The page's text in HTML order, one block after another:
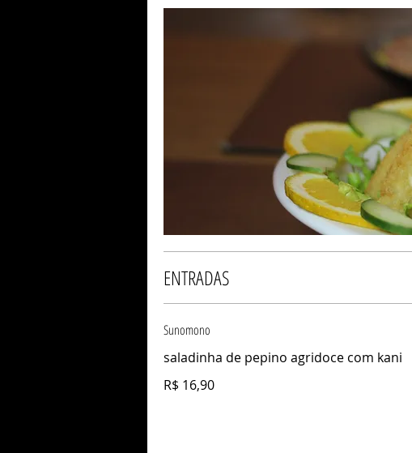
ENTRADAS
Sunomono
saladinha de pepino agridoce com kani
R$ 16,90